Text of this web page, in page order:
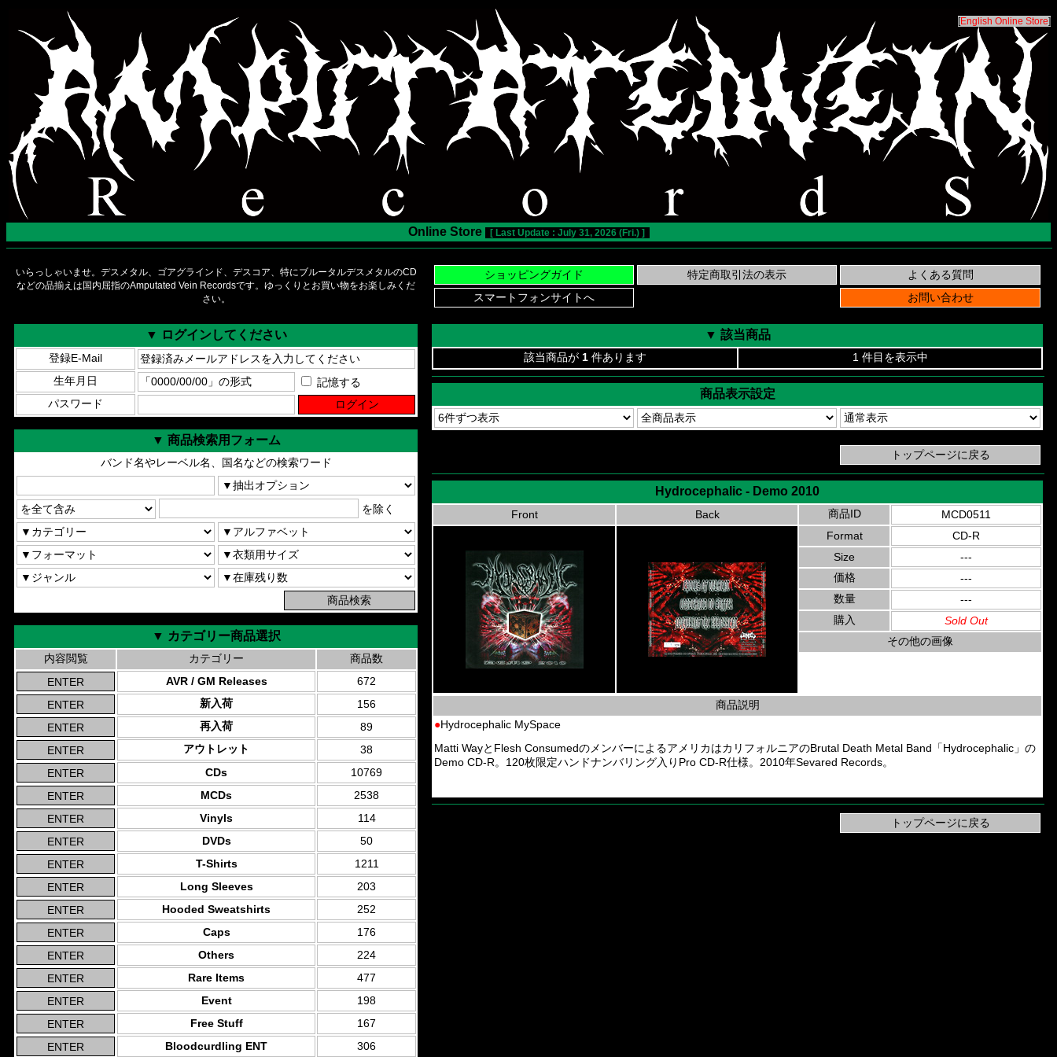
[English Online Store]
Online Store [ Last Update : July 31, 2026 (Fri.) ]
いらっしゃいませ。デスメタル、ゴアグラインド、デスコア、特にブルータルデスメタルのCD
などの品揃えは国内屈指のAmputated Vein Recordsです。ゆっくりとお買い物をお楽しみくだ
さい。
▼ ログインしてください
登録E-Mail
生年月日
記憶する
パスワード
▼ 商品検索用フォーム
バンド名やレーベル名、国名などの検索ワード
を除く
▼ カテゴリー商品選択
内容閲覧 カテゴリー
商品数
AVR / GM Releases
672
新入荷
156
再入荷
89
アウトレット
38
CDs
10769
MCDs
2538
Vinyls
114
DVDs
50
T-Shirts
1211
Long Sleeves
203
Hooded Sweatshirts
252
Caps
176
Others
224
Rare Items
477
Event
198
Free Stuff
167
Bloodcurdling ENT
306
▼ 該当商品
該当商品が 1 件あります 1 件目を表示中
商品表示設定
Hydrocephalic - Demo 2010
Front Back 商品ID
MCD0511
Format
CD-R
Size
---
価格
---
数量
---
購入
Sold Out
その他の画像
商品説明
●Hydrocephalic MySpace
Matti WayとFlesh ConsumedのメンバーによるアメリカはカリフォルニアのBrutal Death Metal Band「Hydrocephalic」の
Demo CD-R。120枚限定ハンドナンバリング入りPro CD-R仕様。2010年Sevared Records。